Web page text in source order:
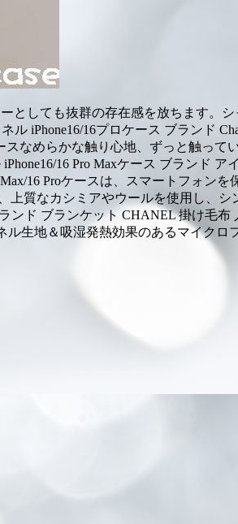
しても抜群の存在感を放ちます。
ル iPhone16/16プロケース ブランド
スなめらかな触り心地、ずっと触っ
16 Pro Maxケース ブランド ア
16 Proケースは、スマートフォン
質なカシミアやウールを使用し、シ
ンド ブランケット CHANEL 掛け毛布
生地＆吸湿発熱効果のあるマイクロ